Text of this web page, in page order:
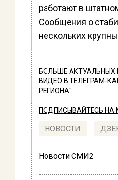
работают в
Сообщения о
нескольких
БОЛЬШЕ АКТУАЛЬНЫХ
ВИДЕО В ТЕЛЕГРАМ-
РЕГИОНА".
ПОДПИСЫВАЙТЕСЬ НА
НОВОСТИ
Новости СМИ2